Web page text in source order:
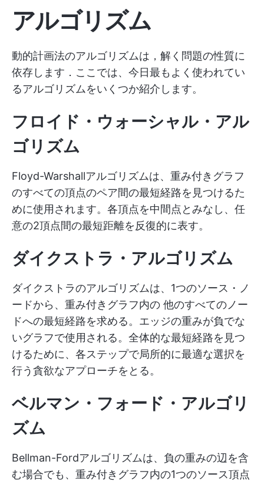
アルゴリズム
動的計画法のアルゴリズムは，解く問題の性質に
依存します．ここでは、今日最もよく使われてい
るアルゴリズムをいくつか紹介します。
フロイド・ウォーシャル・アル
ゴリズム
Floyd-Warshallアルゴリズムは、重み付きグラフ
のすべての頂点のペア間の最短経路を見つけるた
めに使用されます。各頂点を中間点とみなし、任
意の2頂点間の最短距離を反復的に表す。
ダイクストラ・アルゴリズム
ダイクストラのアルゴリズムは、1つのソース・ノ
ードから、重み付きグラフ内の 他のすべてのノー
ドへの最短経路を求める。エッジの重みが負でな
いグラフで使用される。全体的な最短経路を見つ
けるために、各ステップで局所的に最適な選択を
行う貪欲なアプローチをとる。
ベルマン・フォード・アルゴリ
ズム
Bellman-Fordアルゴリズムは、負の重みの辺を含
む場合でも、重み付きグラフ内の1つのソース頂点